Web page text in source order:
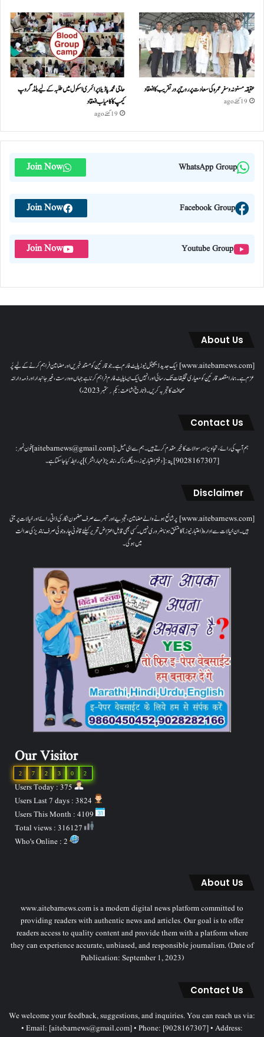
عقیقہ مسنونہ و سفرِ عمرہ کی سعادت پر روح پرور تقریب کا انعقاد
19 گھنٹے ago
حاجی محمد پاڈیلا پرائمری اسکول میں طلبہ کے لیے بلڈ گروپ
کیمپ کا کامیاب انعقاد
19 گھنٹے ago
WhatsApp Group
Join Now
Facebook Group
Join Now
Youtube Group
Join Now
About Us
[www.aitebarnews.com] ایک جدید ڈیجیٹل نیوز پلیٹ فارم ہے۔ جو قارئین کو مستند خبریں اور مضامین فراہم کرنے کے لیے پُر
عزم ہے۔ ہمارا مقصدقارئین کو معیاری تخلیقات تک رسائی اور انہیں ایک ایسا پلیٹ فارم فراہم کرنا ہے جہاں وہ درست، غیر جانبدار اور ذمہ دارانہ
صحافت کا تجربہ کریں۔( تاریخ اشاعت : یکم؍ ستمبر 2023ء)
Contact Us
ہم آپ کی رائے، تجاویز اور سوالات کا خیرمقدم کرتے ہیں۔ ہم سےای میل: [aitebarnews@gmail.com]فون نمبر:
[9028167307]پتہ: [دفتر اعتبار نیوز، ، دیگلور ناکہ، ناندیڑ(مہاراشٹر) ] پر رابطہ کیا جاسکتا ہے۔
Disclaimer
[www.aitebarnews.com] پر شائع ہونے والے مضامین، تجزیے اور تبصرے صرف مضمون نگار کی ذاتی رائے اور خیالات پر مبنی
ہیں۔ ان خیالات سے ادارہ (اعتبار نیوز) کا متفق ہونا ضروری نہیں۔ کسی بھی قابل اعتراض تحریر کیلئے قانونی چارہ جوئی صرف ناندیڑ کی عدالت
میں ہوگی۔
Our Visitor
2
0
3
2
7
2
Users Today : 375
About Us
www.aitebarnews.com is a modern digital news platform committed to
providing readers with authentic news and articles. Our goal is to offer
readers access to quality content and provide them with a platform where
they can experience accurate, unbiased, and responsible journalism. (Date of
Publication: September 1, 2023)
Contact Us
We welcome your feedback, suggestions, and inquiries. You can reach us via:
• Email: [aitebarnews@gmail.com] • Phone: [9028167307] • Address: